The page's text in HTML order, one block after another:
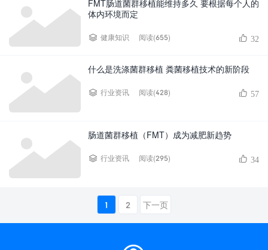
FMT肠道菌群移植能维持多久 要根据每个人的
体内环境而定
健康知识 阅读(655) 32
什么是洗涤菌群移植 粪菌移植技术的新阶段
行业资讯 阅读(428) 57
肠道菌群移植（FMT）成为减肥新趋势
行业资讯 阅读(295) 34
1 2 下一页